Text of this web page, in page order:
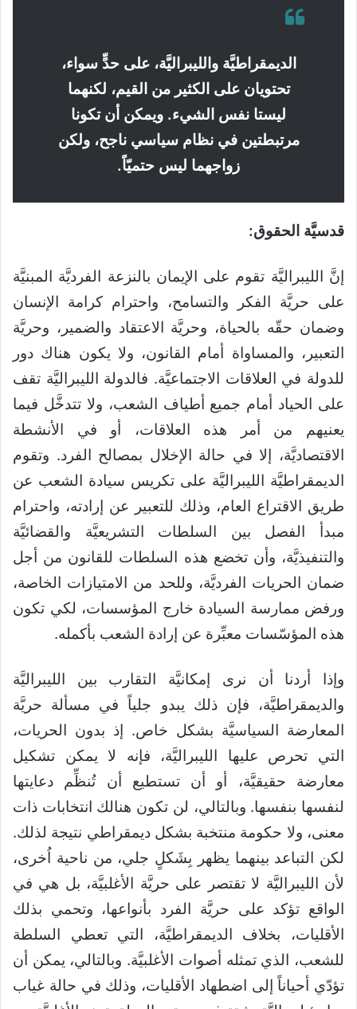
الديمقراطيَّة والليبراليَّة، على حدٍّ سواء،
تحتويان على الكثير من القيم، لكنهما
ليستا نفس الشيء. ويمكن أن تكونا
مرتبطتين في نظام سياسي ناجح، ولكن
زواجهما ليس حتميّاً.
قدسيَّة الحقوق:
إنَّ الليبراليَّة تقوم على الإيمان بالنزعة الفرديَّة المبنيَّة
على حريَّة الفكر والتسامح، واحترام كرامة الإنسان
وضمان حقّه بالحياة، وحريَّة الاعتقاد والضمير، وحريَّة
التعبير، والمساواة أمام القانون، ولا يكون هناك دور
للدولة في العلاقات الاجتماعيَّة. فالدولة الليبراليَّة تقف
على الحياد أمام جميع أطياف الشعب، ولا تتدخَّل فيما
يعنيهم من أمر هذه العلاقات، أو في الأنشطة
الاقتصاديَّة، إلا في حالة الإخلال بمصالح الفرد. وتقوم
الديمقراطيَّة الليبراليَّة على تكريس سيادة الشعب عن
طريق الاقتراع العام، وذلك للتعبير عن إرادته، واحترام
مبدأ الفصل بين السلطات التشريعيَّة والقضائيَّة
والتنفيذيَّة، وأن تخضع هذه السلطات للقانون من أجل
ضمان الحريات الفرديَّة، وللحد من الامتيازات الخاصة،
ورفض ممارسة السيادة خارج المؤسسات، لكي تكون
هذه المؤسّسات معبِّرة عن إرادة الشعب بأكمله.
وإذا أردنا أن نرى إمكانيَّة التقارب بين الليبراليَّة
والديمقراطيَّة، فإن ذلك يبدو جلياً في مسألة حريَّة
المعارضة السياسيَّة بشكل خاص. إذ بدون الحريات،
التي تحرص عليها الليبراليَّة، فإنه لا يمكن تشكيل
معارضة حقيقيَّة، أو أن تستطيع أن تُنظِّم دعايتها
لنفسها بنفسها. وبالتالي، لن تكون هنالك انتخابات ذات
معنى، ولا حكومة منتخبة بشكل ديمقراطي نتيجة لذلك.
لكن التباعد بينهما يظهر بِشَكلٍ جلي، من ناحية اُخرى،
لأن الليبراليَّة لا تقتصر على حريَّة الأغلبيَّة، بل هي في
الواقع تؤكد على حريَّة الفرد بأنواعها، وتحمي بذلك
الأقليات، بخلاف الديمقراطيَّة، التي تعطي السلطة
للشعب، الذي تمثله أصوات الأغلبيَّة. وبالتالي، يمكن أن
تؤدّي أحياناً إلى اضطهاد الأقليات، وذلك في حالة غياب